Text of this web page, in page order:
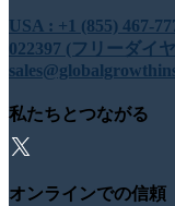
USA : +1 (855) 467-
022397 (フリーダイ
私たちとつながる
オンラインでの信頼